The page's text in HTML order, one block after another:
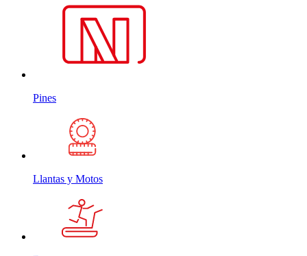
Pines
Llantas y Motos